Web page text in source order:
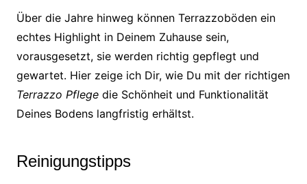
Über die Jahre hinweg können Terrazzoböden ein
echtes Highlight in Deinem Zuhause sein,
vorausgesetzt, sie werden richtig gepflegt und
gewartet. Hier zeige ich Dir, wie Du mit der richtigen
Terrazzo Pflegedie Schönheit und Funktionalität
Deines Bodens langfristig erhältst.
Reinigungstipps